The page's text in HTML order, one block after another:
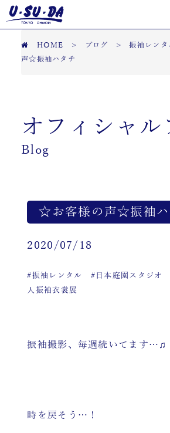
HOME > ブログ >振袖レンタ
声☆振袖ハタチ
オフィシャル
Blog
☆お客様の声☆振袖ハ
2020/07/18
#振袖レンタル #日本庭園スタジオ
人振袖衣裳展
振袖撮影、毎週続いてます…♫
時を戻そう…！